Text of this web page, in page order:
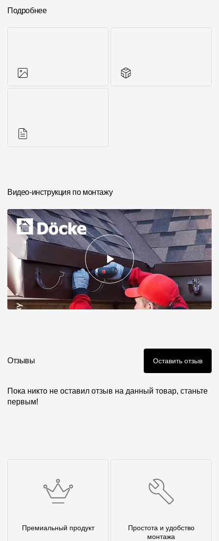
Подробнее
Видео-инструкция по монтажу
Отзывы Оставить отзыв
Пока никто не оставил отзыв на данный товар, станьте
первым!
Премиальный продукт
Простота и удобство
монтажа